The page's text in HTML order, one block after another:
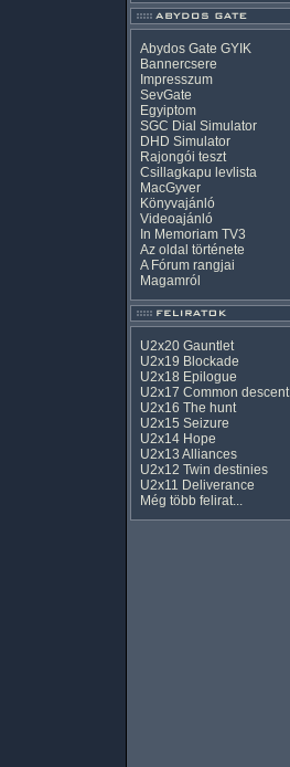
Abydos Gate GYIK
Bannercsere
Impresszum
SevGate
Egyiptom
SGC Dial Simulator
DHD Simulator
Rajongói teszt
Csillagkapu levlista
MacGyver
Könyvajánló
Videoajánló
In Memoriam TV3
Az oldal története
A Fórum rangjai
Magamról
U2x20 Gauntlet
U2x19 Blockade
U2x18 Epilogue
U2x17 Common descent
U2x16 The hunt
U2x15 Seizure
U2x14 Hope
U2x13 Alliances
U2x12 Twin destinies
U2x11 Deliverance
Még több felirat...